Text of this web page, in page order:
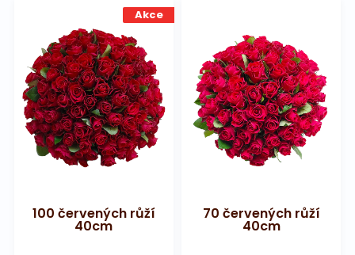
Akce
100 červených růží
40cm
70 červených růží
40cm